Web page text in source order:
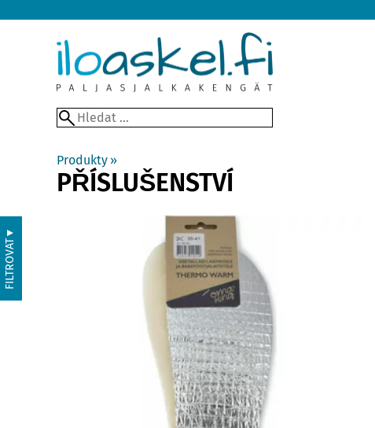
Produkty ‪»
PŘÍSLUŠENSTVÍ
FILTROVAT
▼